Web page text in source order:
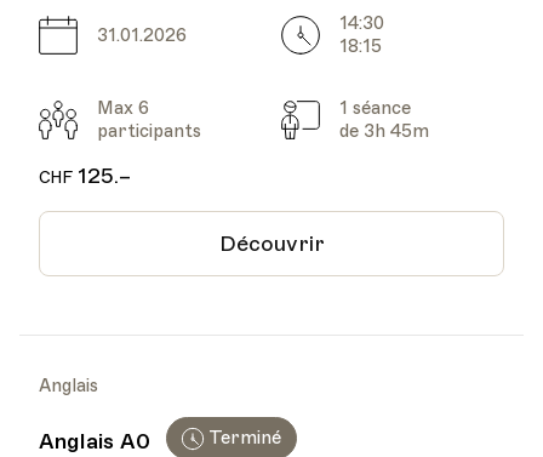
Date
31.01.2026 Heure
14:30
18:15
Participants
Max 6
participants
Cours
1 séance
de 3h 45m
CHF125.–
Découvrir
Anglais
Anglais A0 Terminé